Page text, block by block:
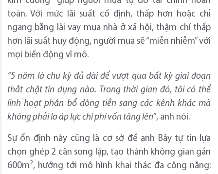
toàn. Với mức lãi suất cố định, thấp hơn hoặc chỉ
ngang bằng lãi vay mua nhà ở xã hội, thậm chí thấp
hơn lãi suất huy động, người mua sẽ “miễn nhiễm” với
mọi biến động vĩ mô.
“5 năm là chu kỳ đủ dài để vượt qua bất kỳ giai đoạn
thắt chặt tín dụng nào. Trong thời gian đó, tôi có thể
linh hoạt phân bổ dòng tiền sang các kênh khác mà
không phải lo áp lực chi phí vốn tăng lên”, anh nói.
Sự ổn định này cũng là cơ sở để anh Bảy tự tin lựa
chọn ghép 2 căn song lập, tạo thành không gian gần
600m², hướng tới mô hình khai thác đa công năng: